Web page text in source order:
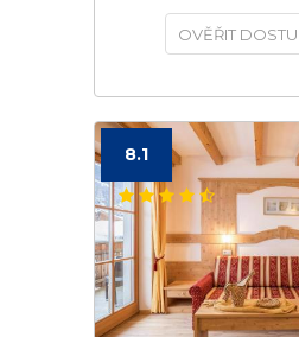
OVĚŘIT
8.1